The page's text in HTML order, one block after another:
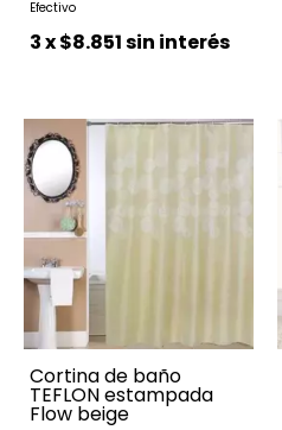
3x$8.851sin interés
Cortina de baño
TEFLON estampada
Flow beige